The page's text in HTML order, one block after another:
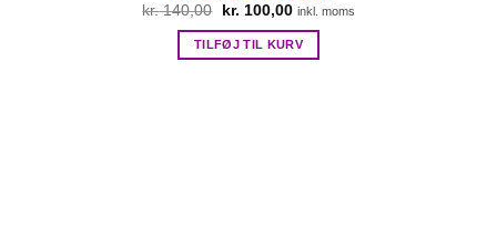
kr.140,00
Den
pris
var:
kr. 100,00Den
pris
er:
inkl. moms
TILFØJ TIL KURV